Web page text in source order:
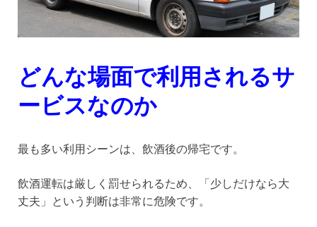
どんな場面で利用されるサ
ービスなのか
最も多い利用シーンは、飲酒後の帰宅です。
飲酒運転は厳しく罰せられるため、「少しだけなら大
丈夫」という判断は非常に危険です。